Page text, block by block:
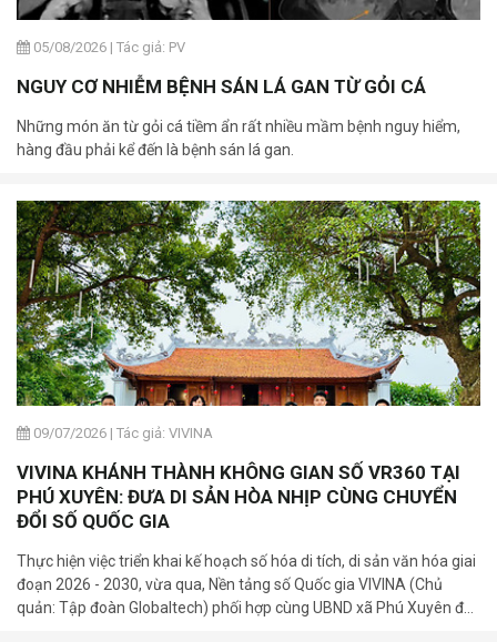
05/08/2026 | Tác giả: PV
NGUY CƠ NHIỄM BỆNH SÁN LÁ GAN TỪ GỎI CÁ
Những món ăn từ gỏi cá tiềm ẩn rất nhiều mầm bệnh nguy hiểm,
hàng đầu phải kể đến là bệnh sán lá gan.
09/07/2026 | Tác giả: VIVINA
VIVINA KHÁNH THÀNH KHÔNG GIAN SỐ VR360 TẠI
PHÚ XUYÊN: ĐƯA DI SẢN HÒA NHỊP CÙNG CHUYỂN
ĐỔI SỐ QUỐC GIA
Thực hiện việc triển khai kế hoạch số hóa di tích, di sản văn hóa giai
đoạn 2026 - 2030, vừa qua, Nền tảng số Quốc gia VIVINA (Chủ
quản: Tập đoàn Globaltech) phối hợp cùng UBND xã Phú Xuyên đã